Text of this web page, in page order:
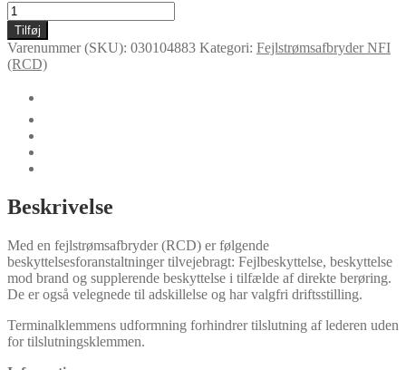
NFI4F
80/0,1
antal
Tilføj
Varenummer (SKU): 030104883 Kategori: Fejlstrømsafbryder NFI
(RCD)
Beskrivelse
Med en fejlstrømsafbryder (RCD) er følgende
beskyttelsesforanstaltninger tilvejebragt: Fejlbeskyttelse, beskyttelse
mod brand og supplerende beskyttelse i tilfælde af direkte berøring.
De er også velegnede til adskillelse og har valgfri driftsstilling.
Terminalklemmens udformning forhindrer tilslutning af lederen uden
for tilslutningsklemmen.